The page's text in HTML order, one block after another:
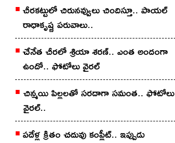
చీరకట్టులో చిరునవ్వులు చిందిస్తూ.. పాయల్
రాధాకృష్ణ పరువాలు..
చేనేత చీర‌లో శ్రియా శ‌ర‌ణ్‌.. ఎంత అందంగా
ఉందో.. ఫోటోలు వైర‌ల్
చిన్మ‌యి పిల్ల‌ల‌తో స‌ర‌దాగా సమంత‌.. ఫోటోలు
వైర‌ల్..
ప‌దేళ్ల క్రితం చ‌దువు కంప్లీట్.. ఇప్పుడు